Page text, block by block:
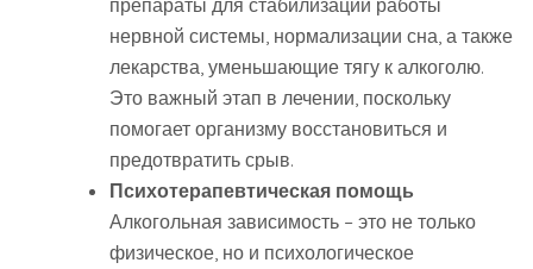
нервной системы, нормализации сна, а также
лекарства, уменьшающие тягу к алкоголю.
Это важный этап в лечении, поскольку
помогает организму восстановиться и
предотвратить срыв.
Психотерапевтическая помощь
Алкогольная зависимость – это не только
физическое, но и психологическое